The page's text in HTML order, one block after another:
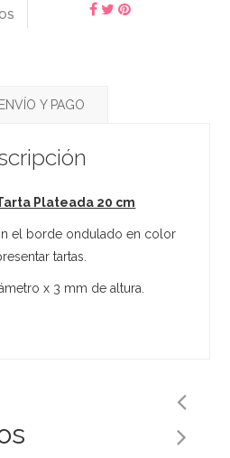
ENVÍO Y PAGO
Plateada 20 cm
el borde ondulado en color
tartas.
x 3 mm de altura.